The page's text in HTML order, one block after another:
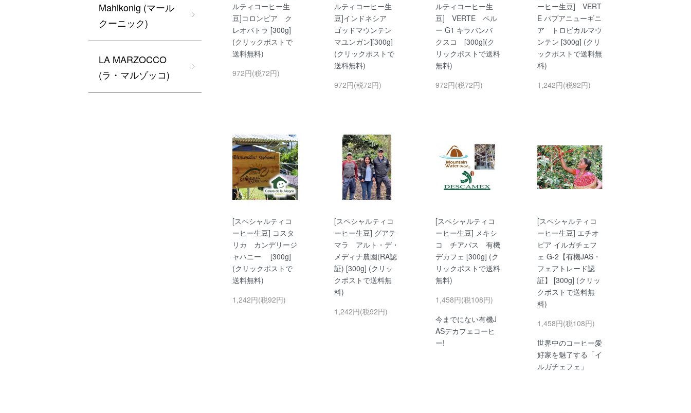
ルティコーヒー生
豆]コロンビア ク
レオパトラ [300g]
(クリックポストで
送料無料)
972円(税72円)
ルティコーヒー生
豆]インドネシア
ゴッドマウンテン
マユンガン][300g]
(クリックポストで
送料無料)
972円(税72円)
ルティコーヒー生
豆] VERTE ペル
ー G1 キラバンバ
クスコ [300g](ク
リックポストで送料
無料)
972円(税72円)
ーヒー生豆] VERT
E パプアニューギニ
ア トロピカルマウ
ンテン [300g] (クリ
ックポストで送料無
料)
1,242円(税92円)
[スペシャルティコ
ーヒー生豆] コスタ
リカ カンデリージ
ャハニー [300g]
(クリックポストで
送料無料)
1,242円(税92円)
[スペシャルティコ
ーヒー生豆] グアテ
マラ アルト・デ・
メディナ農園(RA認
証) [300g] (クリッ
クポストで送料無
料)
1,242円(税92円)
[スペシャルティコ
ーヒー生豆] メキシ
コ チアパス 有機
デカフェ [300g] (ク
リックポストで送料
無料)
1,458円(税108円)
今までにない有機J
ASデカフェコーヒ
ー!
[スペシャルティコ
ーヒー生豆] エチオ
ピア イルガチェフ
ェ G-2【有機JAS・
フェアトレード認
証】 [300g] (クリッ
クポストで送料無
料)
1,458円(税108円)
世界中のコーヒー愛
好家を魅了する「イ
ルガチェフェ」
Mahlkonig (マール
クーニック)
LA MARZOCCO
(ラ・マルゾッコ)